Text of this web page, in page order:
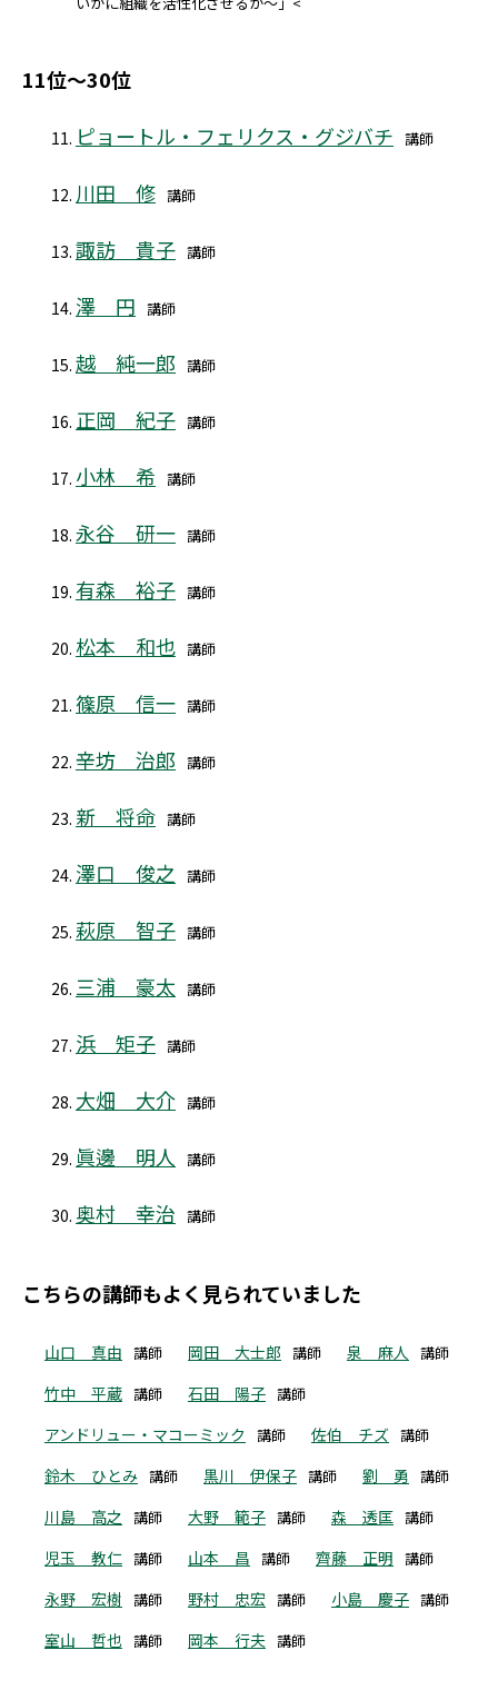
11位～30位
ピョートル・フェリクス・グジバチ 講師
川田 修 講師
諏訪 貴子 講師
澤 円 講師
越 純一郎 講師
正岡 紀子 講師
小林 希 講師
永谷 研一 講師
有森 裕子 講師
松本 和也 講師
篠原 信一 講師
辛坊 治郎 講師
新 将命 講師
澤口 俊之 講師
萩原 智子 講師
三浦 豪太 講師
浜 矩子 講師
大畑 大介 講師
眞邊 明人 講師
奥村 幸治 講師
こちらの講師もよく見られていました
山口 真由 講師 岡田 大士郎 講師 泉 麻人 講師
竹中 平蔵 講師 石田 陽子 講師
アンドリュー・マコーミック 講師 佐伯 チズ 講師
鈴木 ひとみ 講師 黒川 伊保子 講師 劉 勇 講師
川島 高之 講師 大野 範子 講師 森 透匡 講師
児玉 教仁 講師 山本 昌 講師 齊藤 正明 講師
永野 宏樹 講師 野村 忠宏 講師 小島 慶子 講師
室山 哲也 講師 岡本 行夫 講師